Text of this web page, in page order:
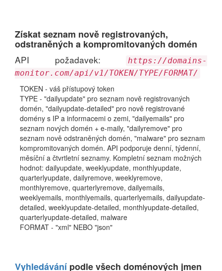
Získat seznam nově registrovaných,
odstraněných a kompromitovaných domén
API požadavek:
https://domains-
monitor.com/api/v1/TOKEN/TYPE/FORMAT/
TOKEN - váš přístupový token
TYPE - "dailyupdate" pro seznam nově registrovaných
domén, "dailyupdate-detailed" pro nově registrované
domény s IP a informacemi o zemi, "dailyemails" pro
seznam nových domén + e-maily, "dailyremove" pro
seznam nově odstraněných domén, "malware" pro seznam
kompromitovaných domén. API podporuje denní, týdenní,
měsíční a čtvrtletní seznamy. Kompletní seznam možných
hodnot: dailyupdate, weeklyupdate, monthlyupdate,
quarterlyupdate, dailyremove, weeklyremove,
monthlyremove, quarterlyremove, dailyemails,
weeklyemails, monthlyemails, quarterlyemails, dailyupdate-
detailed, weeklyupdate-detailed, monthlyupdate-detailed,
quarterlyupdate-detailed, malware
FORMAT - "xml" NEBO "json"
Vyhledávání podle všech doménových jmen